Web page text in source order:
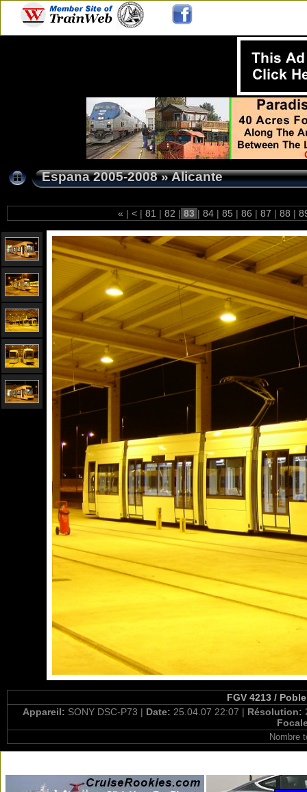
Espana 2005-2008»Alicante
« | < | 81 | 82 | 83 | 84 | 85 | 86 | 87 | 88 |
FGV 4213 /
Appareil: SONY DSC-P73 | Date: 25.04.07 22:07 | Résolution:
Nombre